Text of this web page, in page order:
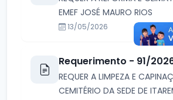
EMEF JOSÉ MAURO RIOS
13/05/2026
Requerimento - 91/
REQUER A LIMPEZA E
CEMITÉRIO DA SEDE DE